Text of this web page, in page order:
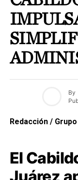
By
Redacción /
El